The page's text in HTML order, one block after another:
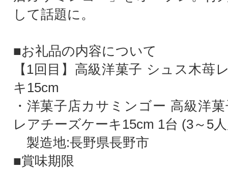
して話題に。
■お礼品の内容について
【1回目】高級洋菓子 シュス木苺
キ15cm
・洋菓子店カサミンゴー 高級洋
レアチーズケーキ15cm 1台 (3～5
製造地:長野県長野市
■賞味期限